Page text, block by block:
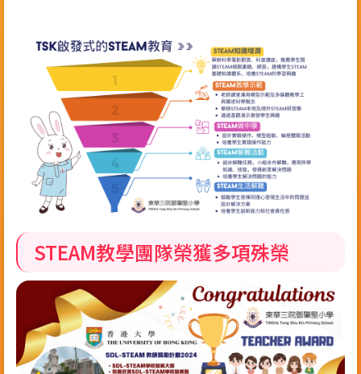
STEAM教學團隊榮獲多項殊榮